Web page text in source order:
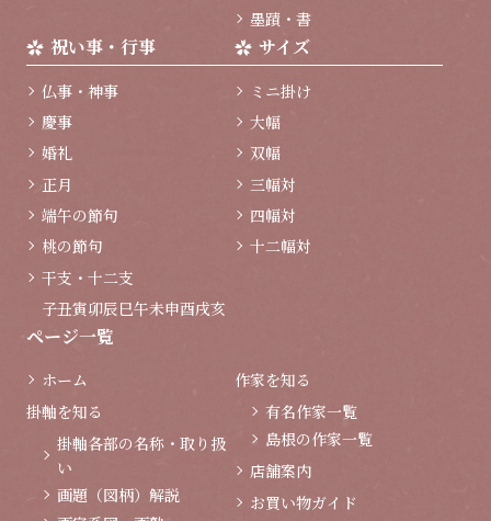
墨蹟・書
祝い事・行事
仏事・神事
慶事
婚礼
正月
端午の節句
桃の節句
干支・十二支
子丑寅卯辰巳午未申酉戌亥
サイズ
ミニ掛け
大幅
双幅
三幅対
四幅対
十二幅対
ページ一覧
ホーム
掛軸を知る
掛軸各部の名称・取り扱
い
画題（図柄）解説
作家を知る
有名作家一覧
島根の作家一覧
店舗案内
お買い物ガイド